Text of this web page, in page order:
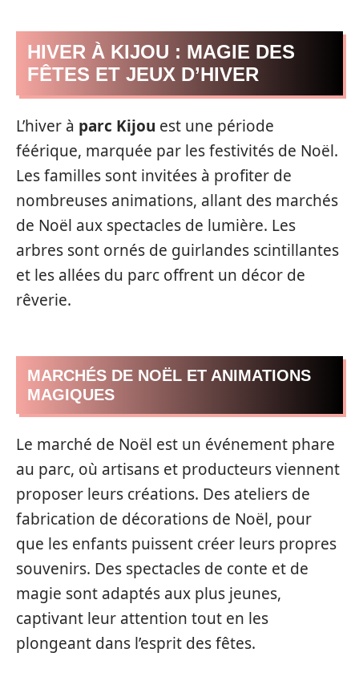
HIVER À KIJOU : MAGIE DES
FÊTES ET JEUX D’HIVER
L’hiver à parc Kijou est une période
féérique, marquée par les festivités de Noël.
Les familles sont invitées à profiter de
nombreuses animations, allant des marchés
de Noël aux spectacles de lumière. Les
arbres sont ornés de guirlandes scintillantes
et les allées du parc offrent un décor de
rêverie.
MARCHÉS DE NOËL ET ANIMATIONS
MAGIQUES
Le marché de Noël est un événement phare
au parc, où artisans et producteurs viennent
proposer leurs créations. Des ateliers de
fabrication de décorations de Noël, pour
que les enfants puissent créer leurs propres
souvenirs. Des spectacles de conte et de
magie sont adaptés aux plus jeunes,
captivant leur attention tout en les
plongeant dans l’esprit des fêtes.